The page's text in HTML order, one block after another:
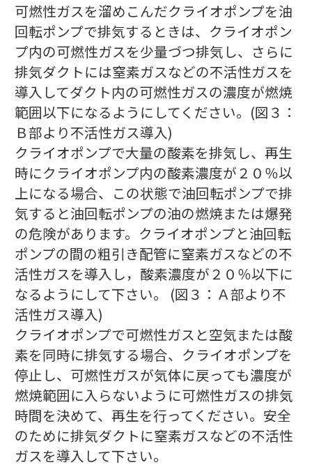
可燃性ガスを溜めこんだクライオポンプを油
回転ポンプで排気するときは、クライオポン
プ内の可燃性ガスを少量づつ排気し、さらに
排気ダクトには窒素ガスなどの不活性ガスを
導入してダクト内の可燃性ガスの濃度が燃焼
範囲以下になるようにしてください。(図３：
Ｂ部より不活性ガス導入)
クライオポンプで大量の酸素を排気し、再生
時にクライオポンプ内の酸素濃度が２０％以
上になる場合、この状態で油回転ポンプで排
気すると油回転ポンプの油の燃焼または爆発
の危険があります。クライオポンプと油回転
ポンプの間の粗引き配管に窒素ガスなどの不
活性ガスを導入し，酸素濃度が２０％以下に
なるようにして下さい。 (図３：Ａ部より不
活性ガス導入)
クライオポンプで可燃性ガスと空気または酸
素を同時に排気する場合、クライオポンプを
停止し、可燃性ガスが気体に戻っても濃度が
燃焼範囲に入らないように可燃性ガスの排気
時間を決めて、再生を行ってください。安全
のために排気ダクトに窒素ガスなどの不活性
ガスを導入して下さい。